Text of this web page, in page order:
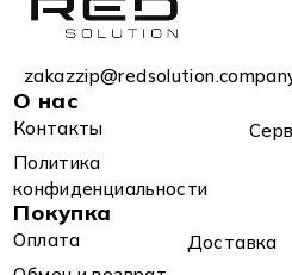
О нас
Контакты
Политика
конфиденциальности
Покупка
Оплата
Доставка